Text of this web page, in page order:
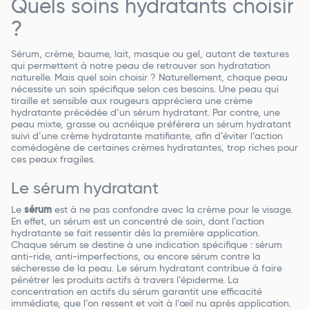
Quels soins hydratants choisir
?
Sérum, crème, baume, lait, masque ou gel, autant de textures
qui permettent à notre peau de retrouver son hydratation
naturelle. Mais quel soin choisir ? Naturellement, chaque peau
nécessite un soin spécifique selon ces besoins. Une peau qui
tiraille et sensible aux rougeurs appréciera une crème
hydratante précédée d’un sérum hydratant. Par contre, une
peau mixte, grasse ou acnéique préférera un sérum hydratant
suivi d’une crème hydratante matifiante, afin d’éviter l’action
comédogène de certaines crèmes hydratantes, trop riches pour
ces peaux fragiles.
Le sérum hydratant
Le sérum est à ne pas confondre avec la crème pour le visage.
En effet, un sérum est un concentré de soin, dont l’action
hydratante se fait ressentir dès la première application.
Chaque sérum se destine à une indication spécifique : sérum
anti-ride, anti-imperfections, ou encore sérum contre la
sécheresse de la peau. Le sérum hydratant contribue à faire
pénétrer les produits actifs à travers l’épiderme. La
concentration en actifs du sérum garantit une efficacité
immédiate, que l’on ressent et voit à l’œil nu après application.